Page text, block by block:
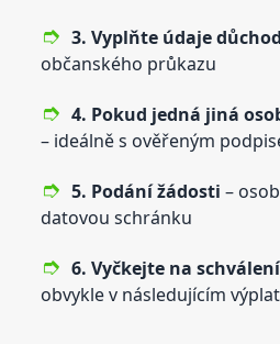
3. Vyplňte údaje
občanského průkazu
4. Pokud jedná jiná
– ideálně s ověřeným
5. Podání žádosti –
datovou schránku
6. Vyčkejte na schválení
obvykle v následujícím